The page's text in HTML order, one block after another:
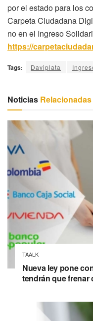
por el estado para los
Carpeta Ciudadana
no en el Ingreso
https://
Tags: Daviplata
Noticias Relacionadas
TAALK
Nueva ley pone
tendrán que